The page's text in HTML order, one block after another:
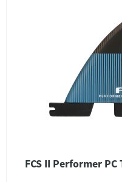
FCS II Performer